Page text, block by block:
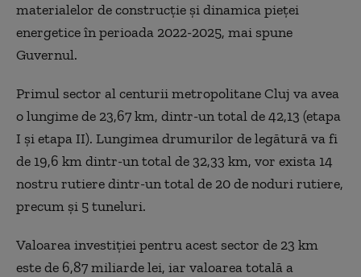
materialelor de construcție și dinamica pieței
energetice în perioada 2022-2025, mai spune
Guvernul.
Primul sector al centurii metropolitane Cluj va avea
o lungime de 23,67 km, dintr-un total de 42,13 (etapa
I și etapa II). Lungimea drumurilor de legătură va fi
de 19,6 km dintr-un total de 32,33 km, vor exista 14
nostru rutiere dintr-un total de 20 de noduri rutiere,
precum și 5 tuneluri.
Valoarea investiției pentru acest sector de 23 km
este de 6,87 miliarde lei, iar valoarea totală a